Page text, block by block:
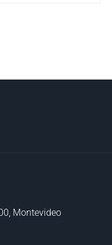
Montevideo